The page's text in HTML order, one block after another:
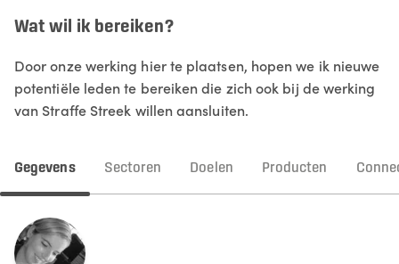
Wat wil ik bereiken?
Door onze werking hier te plaatsen, hopen we ik nieuwe
potentiële leden te bereiken die zich ook bij de werking
van Straffe Streek willen aansluiten.
Gegevens Sectoren Doelen Producten